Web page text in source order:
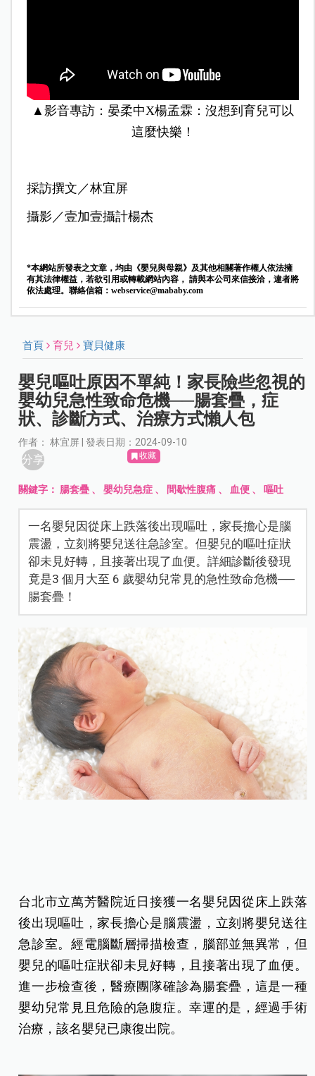
▲影音專訪：晏柔中X楊孟霖：沒想到育兒可以
這麼快樂！
採訪撰文／林宜屏
攝影／壹加壹攝計楊杰
*本網站所發表之文章，均由《嬰兒與母親》及其他相關著作權人依法擁
有其法律權益，若欲引用或轉載網站內容， 請與本公司來信接洽，違者將
依法處理。聯絡信箱： webservice@mababy.com
首頁 育兒 寶貝健康
嬰兒嘔吐原因不單純！家長險些忽視的
嬰幼兒急性致命危機──腸套疊，症
狀、診斷方式、治療方式懶人包
作者： 林宜屏 | 發表日期：2024-09-10
分享 收藏
關鍵字： 腸套疊 、嬰幼兒急症 、 間歇性腹痛 、 血便 、嘔吐
一名嬰兒因從床上跌落後出現嘔吐，家長擔心是腦
震盪，立刻將嬰兒送往急診室。但嬰兒的嘔吐症狀
卻未見好轉，且接著出現了血便。詳細診斷後發現
竟是3 個月大至 6 歲嬰幼兒常見的急性致命危機──
腸套疊！
台北市立萬芳醫院近日接獲一名嬰兒因從床上跌落
後出現嘔吐，家長擔心是腦震盪，立刻將嬰兒送往
急診室。經電腦斷層掃描檢查，腦部並無異常，但
嬰兒的嘔吐症狀卻未見好轉，且接著出現了血便。
進一步檢查後，醫療團隊確診為腸套疊，這是一種
嬰幼兒常見且危險的急腹症。幸運的是，經過手術
治療，該名嬰兒已康復出院。